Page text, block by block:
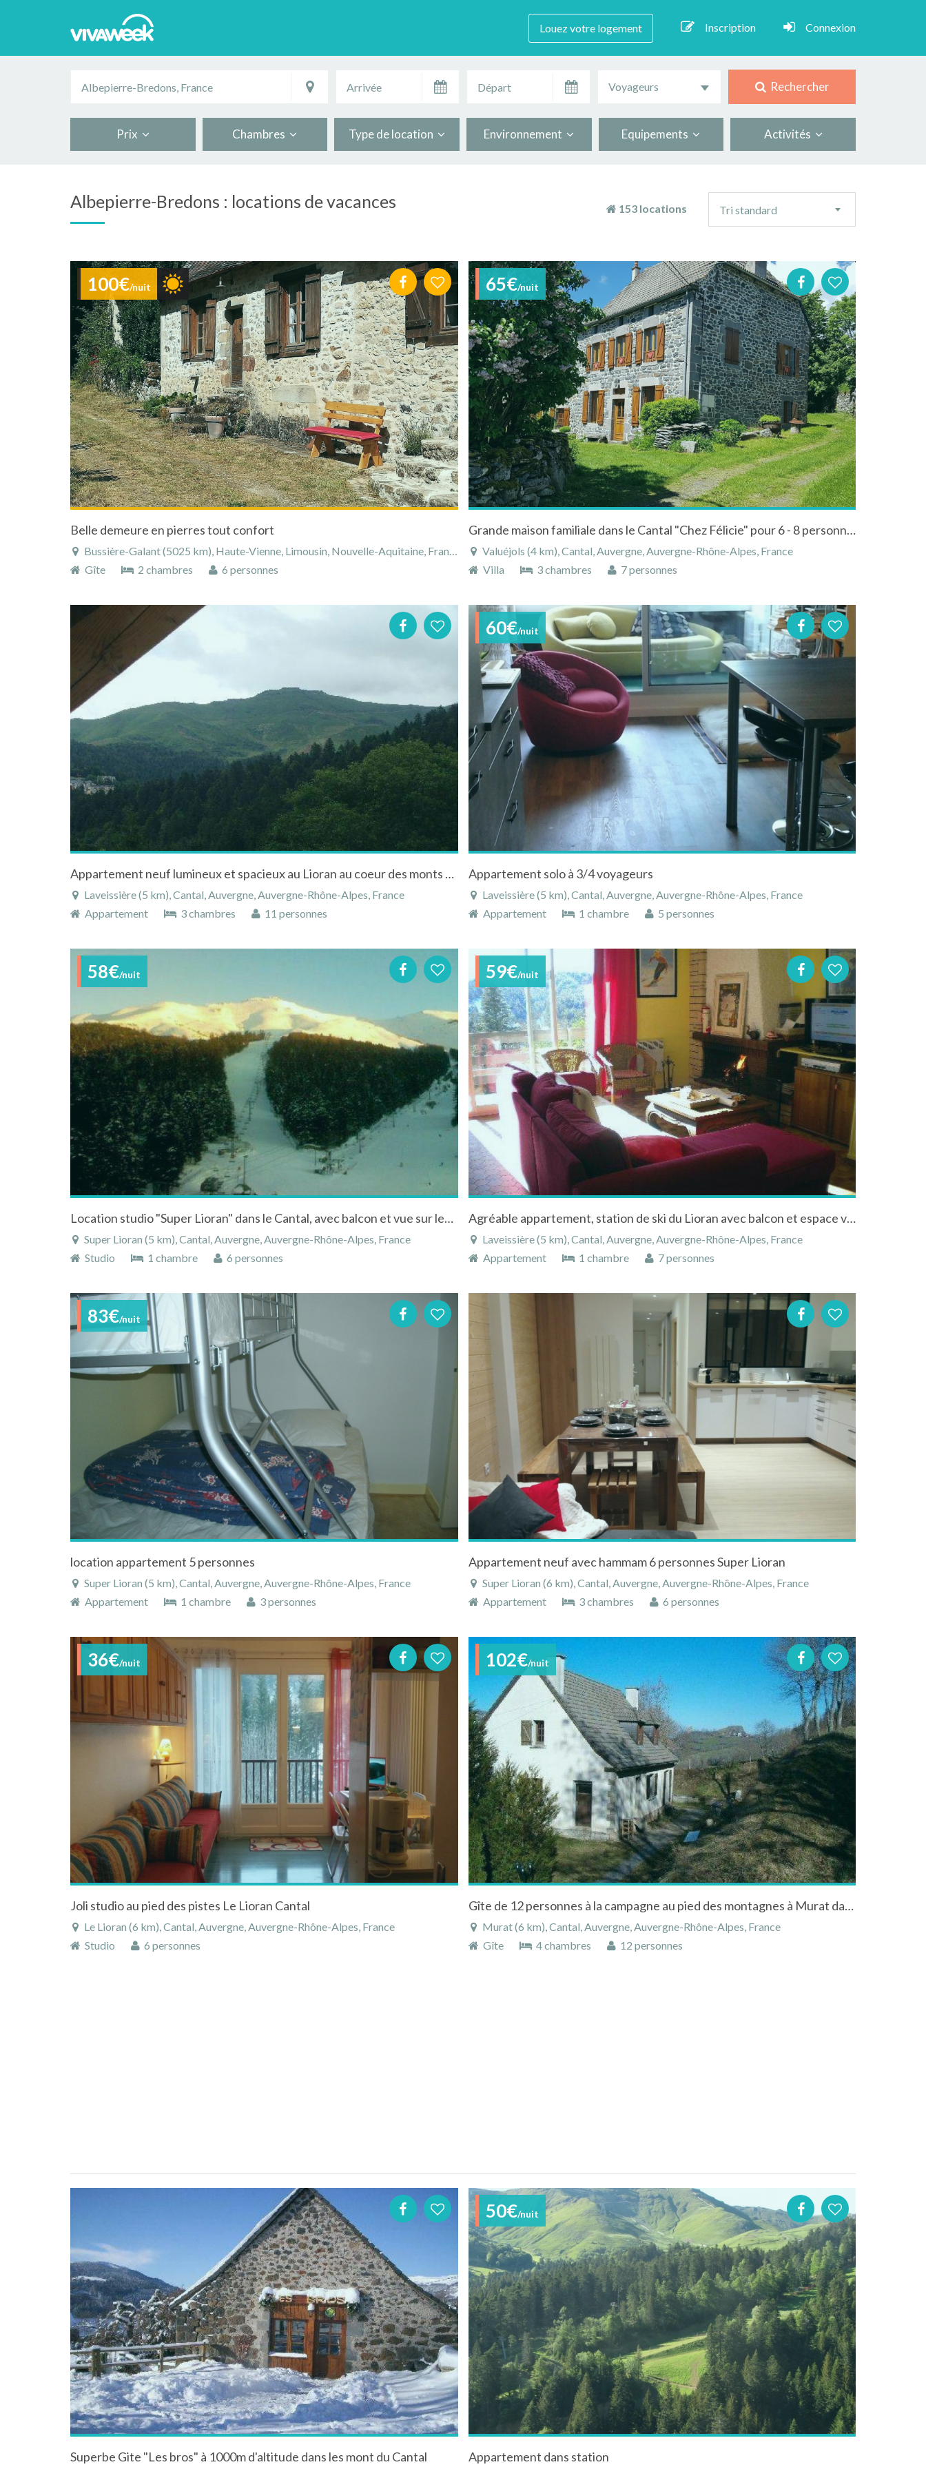
Louez votre logement Inscription Connexion
Voyageurs Rechercher
Prix Chambres Type de location Environnement Equipements Activités
Albepierre-Bredons : locations de vacances 153 locations
tri
Tri standard
100€/nuit
Belle demeure en pierres tout confort
Bussière-Galant (5025 km), Haute-Vienne, Limousin, Nouvelle-Aquitaine, France
Gîte
2 chambres 6 personnes
65€/nuit
Grande maison familiale dans le Cantal "Chez Félicie" pour 6 - 8 personnes
Valuéjols (4 km), Cantal, Auvergne, Auvergne-Rhône-Alpes, France
Villa
3 chambres 7 personnes
Appartement neuf lumineux et spacieux au Lioran au coeur des monts d'Auvergne
Laveissière (5 km), Cantal, Auvergne, Auvergne-Rhône-Alpes, France
Appartement
3 chambres 11 personnes
60€/nuit
Appartement solo à 3/4 voyageurs
Laveissière (5 km), Cantal, Auvergne, Auvergne-Rhône-Alpes, France
Appartement
1 chambre 5 personnes
58€/nuit
Location studio "Super Lioran" dans le Cantal, avec balcon et vue sur les montagnes
Super Lioran (5 km), Cantal, Auvergne, Auvergne-Rhône-Alpes, France
Studio
1 chambre 6 personnes
59€/nuit
Agréable appartement, station de ski du Lioran avec balcon et espace vert, idéal été comme hiver
Laveissière (5 km), Cantal, Auvergne, Auvergne-Rhône-Alpes, France
Appartement
1 chambre 7 personnes
83€/nuit
location appartement 5 personnes
Super Lioran (5 km), Cantal, Auvergne, Auvergne-Rhône-Alpes, France
Appartement
1 chambre 3 personnes
Appartement neuf avec hammam 6 personnes Super Lioran
Super Lioran (6 km), Cantal, Auvergne, Auvergne-Rhône-Alpes, France
Appartement
3 chambres 6 personnes
36€/nuit
Joli studio au pied des pistes Le Lioran Cantal
Le Lioran (6 km), Cantal, Auvergne, Auvergne-Rhône-Alpes, France
Studio
6 personnes
102€/nuit
Gîte de 12 personnes à la campagne au pied des montagnes à Murat dans le Cantal
Murat (6 km), Cantal, Auvergne, Auvergne-Rhône-Alpes, France
Gîte
4 chambres 12 personnes
Superbe Gite "Les bros" à 1000m d'altitude dans les mont du Cantal
50€/nuit
Appartement dans station